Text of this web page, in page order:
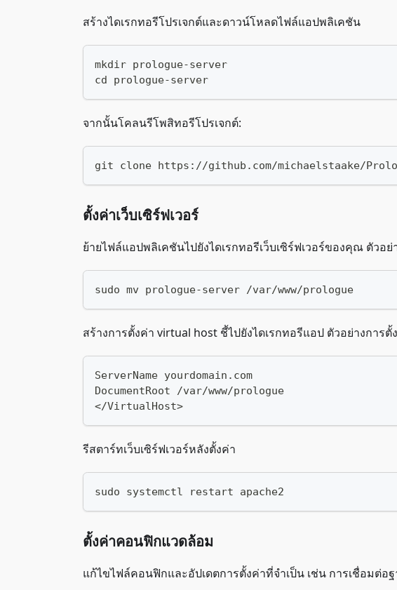
สร้างไดเรกทอรีโปรเจกต์และดาวน์โหลดไฟล์แอปพลิเคชัน
mkdir prologue-server
cd prologue-server
จากนั้นโคลนรีโพสิทอรีโปรเจกต์:
git clone https://github.com/michaelstaake/
ตั้งค่าเว็บเซิร์ฟเวอร์
ย้ายไฟล์แอปพลิเคชันไปยังไดเรกทอรีเว็บเซิร์ฟเวอร์ของคุณ ตัวอย่
sudo mv prologue-server /var/www/prologue
สร้างการตั้งค่า virtual host ชี้ไปยังไดเรกทอรีแอป ตัวอย่างการตั้
ServerName yourdomain.com
DocumentRoot /var/www/prologue
</VirtualHost>
รีสตาร์ทเว็บเซิร์ฟเวอร์หลังตั้งค่า
sudo systemctl restart apache2
ตั้งค่าคอนฟิกแวดล้อม
แก้ไขไฟล์คอนฟิกและอัปเดตการตั้งค่าที่จำเป็น เช่น การเชื่อมต่อ